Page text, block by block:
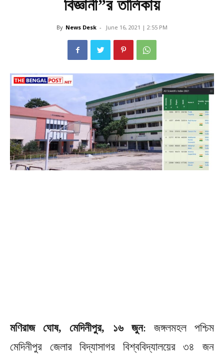
বিজ্ঞানী”র তালিকায়
By News Desk - June 16, 2021 | 2:55 PM
মণিরাজ ঘোষ, মেদিনীপুর, ১৬ জুন: জঙ্গলমহল পশ্চিম
মেদিনীপুর জেলার বিদ্যাসাগর বিশ্ববিদ্যালয়ের ৩৪ জন